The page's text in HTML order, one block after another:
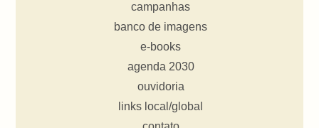
campanhas
banco de imagens
e-books
agenda 2030
ouvidoria
links local/global